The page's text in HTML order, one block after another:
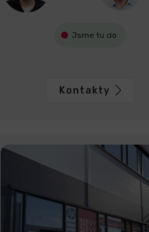
Jsme tu do
Kontakty